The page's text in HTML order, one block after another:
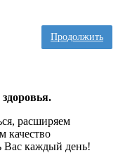
Продолжить
расширяем
качество
Вас каждый день!